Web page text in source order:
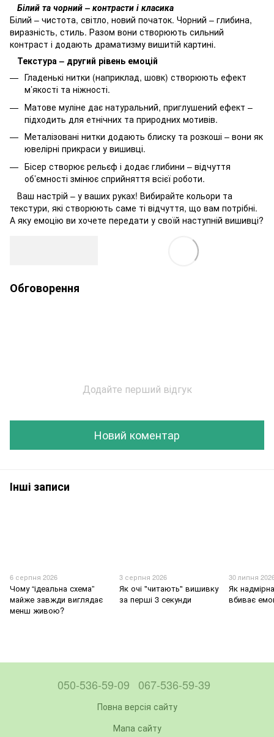
Білий та чорний – контрасти і класика
Білий – чистота, світло, новий початок. Чорний – глибина,
виразність, стиль. Разом вони створюють сильний
контраст і додають драматизму вишитій картині.
Текстура – другий рівень емоцій
Гладенькі нитки (наприклад, шовк) створюють ефект
м’якості та ніжності.
Матове муліне дає натуральний, приглушений ефект –
підходить для етнічних та природних мотивів.
Металізовані нитки додають блиску та розкоші – вони як
ювелірні прикраси у вишивці.
Бісер створює рельєф і додає глибини – відчуття
об’ємності змінює сприйняття всієї роботи.
Ваш настрій – у ваших руках! Вибирайте кольори та
текстури, які створюють саме ті відчуття, що вам потрібні.
А яку емоцію ви хочете передати у своїй наступній вишивці?
Обговорення
Додайте перший відгук
Новий коментар
Інші записи
6 серпня 2026
Чому “ідеальна схема”
майже завжди виглядає
менш живою?
3 серпня 2026
Як очі "читають" вишивку
за перші 3 секунди
30 липня
Як
вбиває
050-536-59-09 067-536-59-39
Повна версія сайту
Мапа сайту